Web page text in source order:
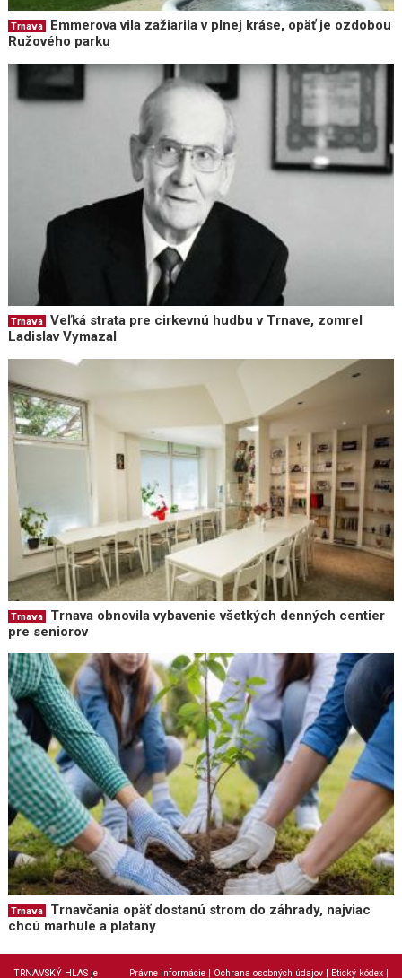
Trnava
Emmerova vila zažiarila v plnej kráse, opäť je ozdobou
Ružového parku
Trnava
Veľká strata pre cirkevnú hudbu v Trnave, zomrel
Ladislav Vymazal
Trnava
Trnava obnovila vybavenie všetkých denných centier
pre seniorov
Trnava
Trnavčania opäť dostanú strom do záhrady, najviac
chcú marhule a platany
TRNAVSKÝ HLAS je Právne informácie | Ochrana osobných údajov | Etický kódex |